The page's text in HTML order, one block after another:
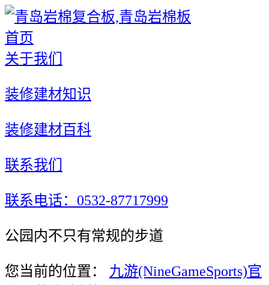
首页
关于我们
装修建材知识
装修建材百科
联系我们
联系电话：0532-87717999
公园内不只有常规的步道
您当前的位置： 九游(NineGameSports)官